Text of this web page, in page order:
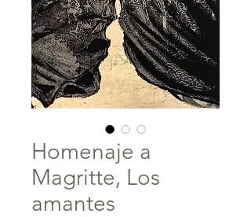
Homenaje a
Magritte, Los
amantes